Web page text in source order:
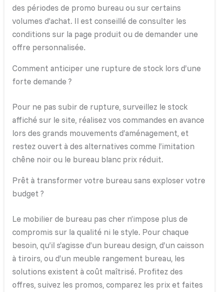
des périodes de promo bureau ou sur certains
volumes d’achat. Il est conseillé de consulter les
conditions sur la page produit ou de demander une
offre personnalisée.
Comment anticiper une rupture de stock lors d’une
forte demande ?
Pour ne pas subir de rupture, surveillez le stock
affiché sur le site, réalisez vos commandes en avance
lors des grands mouvements d’aménagement, et
restez ouvert à des alternatives comme l’imitation
chêne noir ou le bureau blanc prix réduit.
Prêt à transformer votre bureau sans exploser votre
budget ?
Le mobilier de bureau pas cher n’impose plus de
compromis sur la qualité ni le style. Pour chaque
besoin, qu’il s’agisse d’un bureau design, d’un caisson
à tiroirs, ou d’un meuble rangement bureau, les
solutions existent à coût maîtrisé. Profitez des
offres, suivez les promos, comparez les prix et faites